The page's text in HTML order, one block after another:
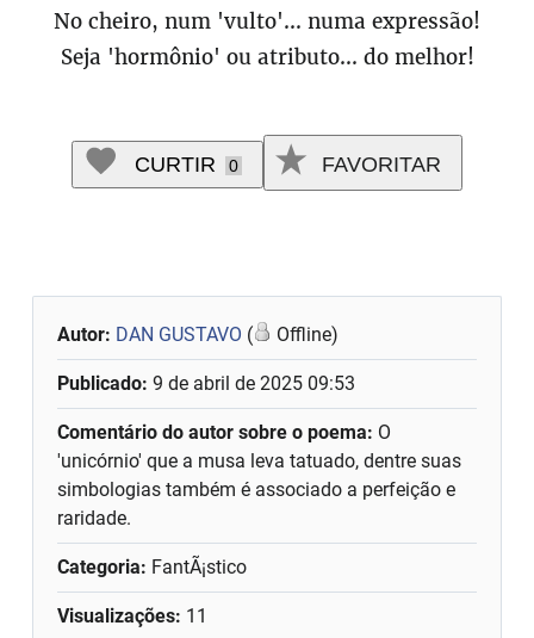
No cheiro, num 'vulto'... numa expressão!
Seja 'hormônio' ou atributo... do melhor!
CURTIR 0 FAVORITAR
Autor: DAN GUSTAVO ( Offline)
Publicado:9 de abril de 2025 09:53
Comentário do autor sobre o poema: O
'unicórnio' que a musa leva tatuado, dentre suas
simbologias também é associado a perfeição e
raridade.
Categoria: FantÃ¡stico
Visualizações: 11